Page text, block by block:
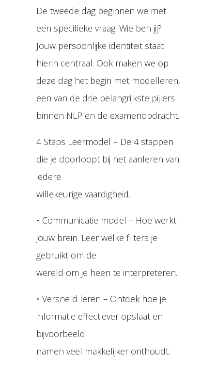
De tweede dag beginnen we met
een specifieke vraag: Wie ben jij?
Jouw persoonlijke identiteit staat
hierin centraal. Ook maken we op
deze dag het begin met modelleren,
een van de drie belangrijkste pijlers
binnen NLP en de examenopdracht.
4 Staps Leermodel – De 4 stappen
die je doorloopt bij het aanleren van
iedere
willekeurige vaardigheid.
• Communicatie model – Hoe werkt
jouw brein. Leer welke filters je
gebruikt om de
wereld om je heen te interpreteren.
• Versneld leren – Ontdek hoe je
informatie effectiever opslaat en
bijvoorbeeld
namen veel makkelijker onthoudt.